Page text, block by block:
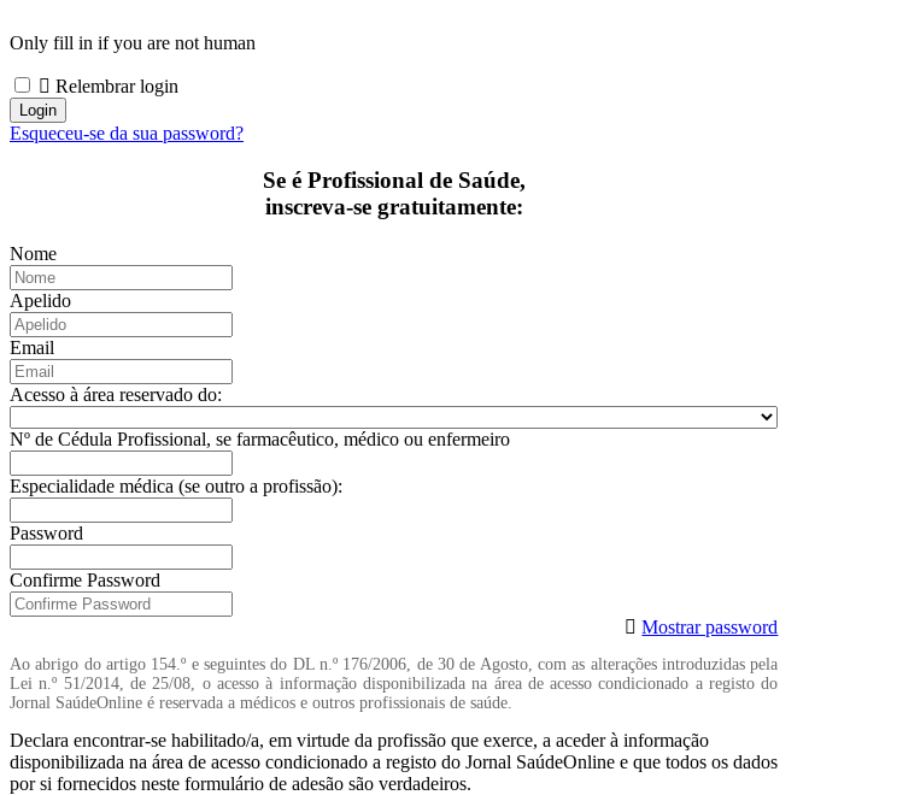
Only fill in if you are not human
Relembrar login
Esqueceu-se da sua password?
Se é Profissional de Saúde,
inscreva-se gratuitamente:
Nome
Apelido
Email
Acesso à área reservado do:
Nº de Cédula Profissional, se farmacêutico, médico ou enfermeiro
Especialidade médica (se outro a profissão):
Password
Confirme Password
Mostrar password
Ao abrigo do artigo 154.º e seguintes do DL n.º 176/2006, de 30 de Agosto, com as alterações introduzidas pela
Lei n.º 51/2014, de 25/08, o acesso à informação disponibilizada na área de acesso condicionado a registo do
Jornal SaúdeOnline é reservada a médicos e outros profissionais de saúde.
Declara encontrar-se habilitado/a, em virtude da profissão que exerce, a aceder à informação
disponibilizada na área de acesso condicionado a registo do Jornal SaúdeOnline e que todos os dados
por si fornecidos neste formulário de adesão são verdadeiros.